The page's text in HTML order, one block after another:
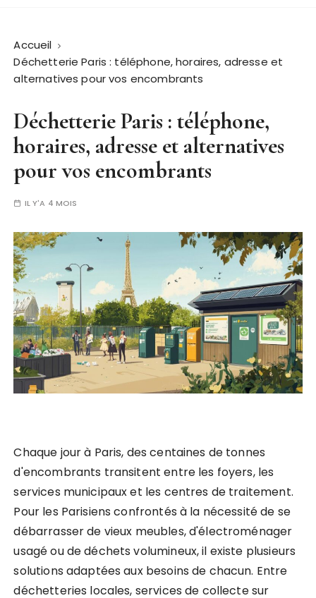
Accueil
Déchetterie Paris : téléphone, horaires, adresse et
alternatives pour vos encombrants
Déchetterie Paris : téléphone,
horaires, adresse et alternatives
pour vos encombrants
IL Y'A 4 MOIS
Chaque jour à Paris, des centaines de tonnes
d'encombrants transitent entre les foyers, les
services municipaux et les centres de traitement.
Pour les Parisiens confrontés à la nécessité de se
débarrasser de vieux meubles, d'électroménager
usagé ou de déchets volumineux, il existe plusieurs
solutions adaptées aux besoins de chacun. Entre
déchetteries locales, services de collecte sur